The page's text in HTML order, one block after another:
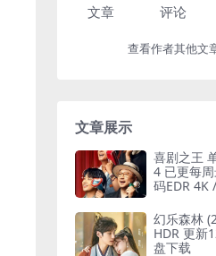
文章 评论
查看作者其他文
文章展示
喜剧之王
4 已更每
码EDR 4K
/ 吴镇宇 /
幻乐森林
HDR 更新
盘下载